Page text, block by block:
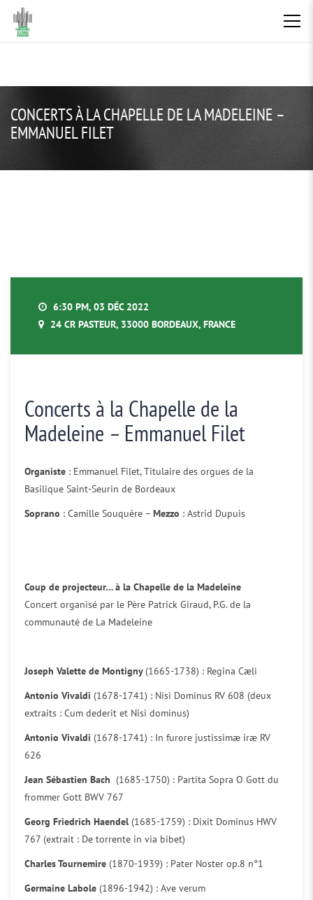
CONCERTS À LA CHAPELLE DE LA MADELEINE –
EMMANUEL FILET
6:30 PM, 03 DÉC 2022
24 CR PASTEUR, 33000 BORDEAUX, FRANCE
Concerts à la Chapelle de la
Madeleine – Emmanuel Filet
Organiste : Emmanuel Filet, Titulaire des orgues de la
Basilique Saint-Seurin de Bordeaux
Soprano : Camille Souquère – Mezzo : Astrid Dupuis
Coup de projecteur… à la Chapelle de la Madeleine
Concert organisé par le Père Patrick Giraud, P.G. de la
communauté de La Madeleine
Joseph Valette de Montigny(1665-1738) : Regina Cæli
Antonio Vivaldi (1678-1741) : Nisi Dominus RV 608 (deux
extraits : Cum dederit et Nisi dominus)
Antonio Vivaldi (1678-1741) : In furore justissimæ iræ RV
626
Jean Sébastien Bach (1685-1750) : Partita Sopra O Gott du
frommer Gott BWV 767
Georg Friedrich Haendel (1685-1759) : Dixit Dominus HWV
767 (extrait : De torrente in via bibet)
Charles Tournemire (1870-1939) : Pater Noster op.8 n°1
Germaine Labole (1896-1942) : Ave verum